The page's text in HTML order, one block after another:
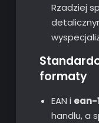
Rzadziej
formaty
EAN i ean-
handlu, a